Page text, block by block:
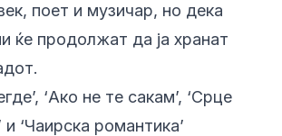
поет и музичар, но дека
ќе продолжат да ја хранат
‘Ако не те сакам’, ‘Срце
и ‘Чаирска романтика’